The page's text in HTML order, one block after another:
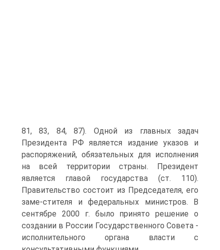
81, 83, 84, 87). Одной из главных задач
Президента РФ является издание указов и
распоряжений, обязательных для исполнения
на всей территории страны. Президент
является главой государства (ст. 110).
Правительство состоит из Председателя, его
заме-стителя и федеральных министров. В
сентябре 2000 г. было принято решение о
создании в России Государственного Совета -
исполнительного органа власти с